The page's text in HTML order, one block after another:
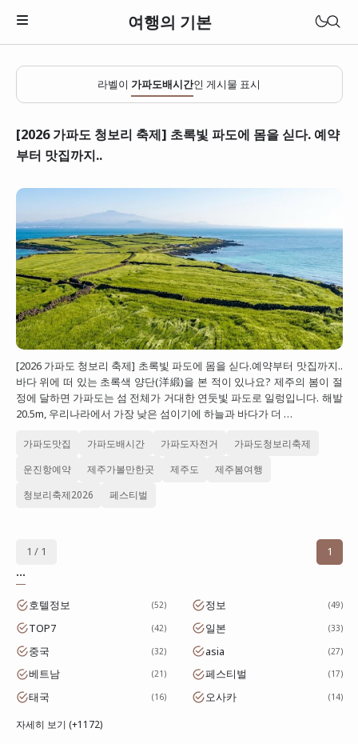
여행의 기본
일본
베트남
태국
대만
프랑스
스위스
스페인
라벨이 가파도배시간인 게시물 표시
[2026 가파도 청보리 축제] 초록빛 파도에 몸을 싣다. 예약
부터 맛집까지..
[2026 가파도 청보리 축제] 초록빛 파도에 몸을 싣다.예약부터 맛집까지..
바다 위에 떠 있는 초록색 양단(洋緞)을 본 적이 있나요? 제주의 봄이 절
정에 달하면 가파도는 섬 전체가 거대한 연둣빛 파도로 일렁입니다. 해발
20.5m, 우리나라에서 가장 낮은 섬이기에 하늘과 바다가 더 …
가파도맛집 가파도배시간 가파도자전거 가파도청보리축제
운진항예약 제주가볼만한곳 제주도 제주봄여행
청보리축제2026 페스티벌
1 / 1
1
...
호텔정보 52 정보 49
TOP7 42 일본 33
중국 32 asia 27
베트남 21 페스티벌 17
태국 16 오사카 14
자세히 보기 (+1172)